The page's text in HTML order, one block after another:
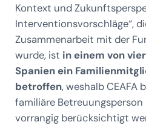
Kontext und
Interventionsvorschläge“,
Zusammenarbeit mit der
wurde, ist in einem von
Spanien ein
betroffen, weshalb CEAFA
familiäre
vorrangig berücksichtigt